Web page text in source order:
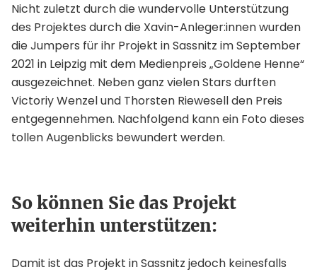
Nicht zuletzt durch die wundervolle Unterstützung
des Projektes durch die Xavin-Anleger:innen wurden
die Jumpers für ihr Projekt in Sassnitz im September
2021 in Leipzig mit dem Medienpreis „Goldene Henne“
ausgezeichnet. Neben ganz vielen Stars durften
Victoriy Wenzel und Thorsten Riewesell den Preis
entgegennehmen. Nachfolgend kann ein Foto dieses
tollen Augenblicks bewundert werden.
So können Sie das Projekt
weiterhin unterstützen:
Damit ist das Projekt in Sassnitz jedoch keinesfalls